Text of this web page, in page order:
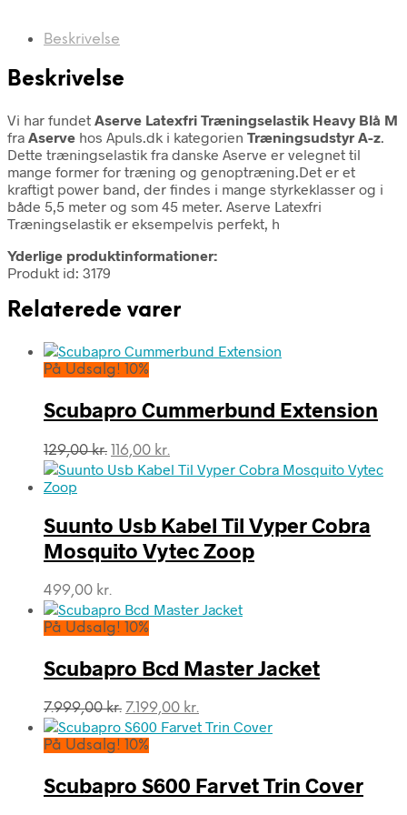
Beskrivelse
Beskrivelse
Vi har fundet Aserve Latexfri Træningselastik Heavy Blå M
fra Aserve hos Apuls.dk i kategorien Træningsudstyr A-z.
Dette træningselastik fra danske Aserve er velegnet til
mange former for træning og genoptræning.Det er et
kraftigt power band, der findes i mange styrkeklasser og i
både 5,5 meter og som 45 meter. Aserve Latexfri
Træningselastik er eksempelvis perfekt, h
Yderlige produktinformationer:
Produkt id: 3179
Relaterede varer
På Udsalg! 10%
Scubapro Cummerbund Extension
129,00kr. Den
oprindelige
129,00 kr..
116,00 kr.
aktuelle
116,00 kr..
Suunto Usb Kabel Til Vyper Cobra
Mosquito Vytec Zoop
499,00 kr.
På Udsalg! 10%
Scubapro Bcd Master Jacket
7.999,00kr. Den
oprindelige
pris
7.999,00 kr..
7.199,00 kr.
aktuelle
7.199,00 kr..
På Udsalg! 10%
Scubapro S600 Farvet Trin Cover